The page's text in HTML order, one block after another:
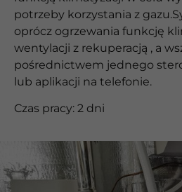
potrzeby korzystania z
oprócz ogrzewania funkcję
wentylacji z rekuperacją , a
pośrednictwem jednego
lub aplikacji na telefonie.
Czas pracy: 2 dni